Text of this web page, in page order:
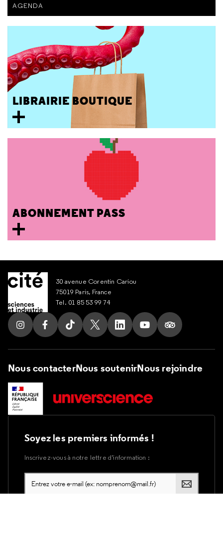
AGENDA
LIBRAIRIE BOUTIQUE
ABONNEMENT PASS
30 avenue Corentin Cariou
75019 Paris, France
Tel. 01 85 53 99 74
Suivez nous sur Instagram
Suivez nous sur Facebook
Suivez nous sur Tik Tok
Suivez nous sur X
Suivez nous sur LinkedIn
Suivez nous sur
Suivez nous
Nous contacterNous soutenirNous rejoindre
Soyez les premiers informés !
Inscrivez-vous à notre lettre d’information :